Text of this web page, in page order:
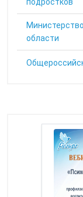
области